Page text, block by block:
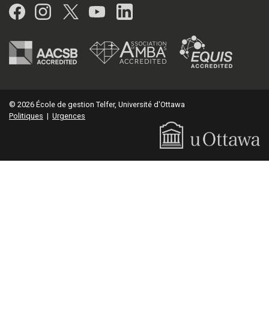
Facebook
Instagram
Twitter
YouTubeLinkedIn
© 2026 École de gestion Telfer, Université d'Ottawa
Politiques | Urgences